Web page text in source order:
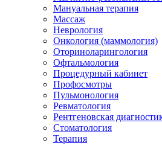
Мануальная терапия
Массаж
Неврология
Онкология (маммология)
Оториноларингология
Офтальмология
Процедурный кабинет
Профосмотры
Пульмонология
Ревматология
Рентгеновская
Стоматология
Терапия